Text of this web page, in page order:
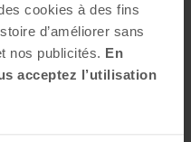
cookies à des fins
d’améliorer sans
nos publicités. En
acceptez l’utilisation